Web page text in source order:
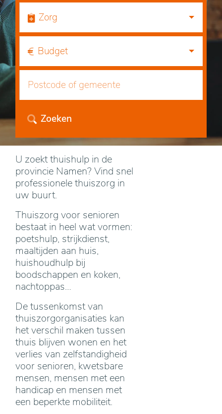
Zorg
Budget
Zoeken
U zoekt thuishulp in de
provincie Namen? Vind snel
professionele thuiszorg in
uw buurt.
Thuiszorg voor senioren
bestaat in heel wat vormen:
poetshulp, strijkdienst,
maaltijden aan huis,
huishoudhulp bij
boodschappen en koken,
nachtoppas…
De tussenkomst van
thuiszorgorganisaties kan
het verschil maken tussen
thuis blijven wonen en het
verlies van zelfstandigheid
voor senioren, kwetsbare
mensen, mensen met een
handicap en mensen met
een beperkte mobiliteit.